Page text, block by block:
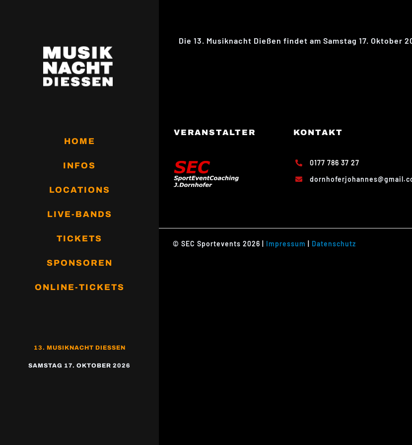
HOME
INFOS
LOCATIONS
LIVE-BANDS
TICKETS
SPONSOREN
ONLINE-TICKETS
13. MUSIKNACHT DIESSEN
SAMSTAG 17. OKTOBER 2026
Die 13. Musiknacht Dießen findet am Samstag 17. Oktober
VERANSTALTER KONTAKT
0177 786 37 27
© SEC Sportevents 2026 | Impressum Datenschutz